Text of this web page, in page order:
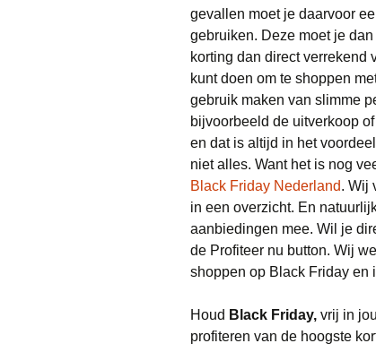
gevallen moet je daarvoor
gebruiken. Deze moet je
korting dan direct verrekend
kunt doen om te shoppen
gebruik maken van slimme
bijvoorbeeld de uitverkoop
en dat is altijd in het
niet alles. Want het is nog
Black Friday Nederland. Wij
in een overzicht. En
aanbiedingen mee. Wil je
de Profiteer nu button. Wij
shoppen op Black Friday en
Houd Black Friday, vrij in
profiteren van de hoogste